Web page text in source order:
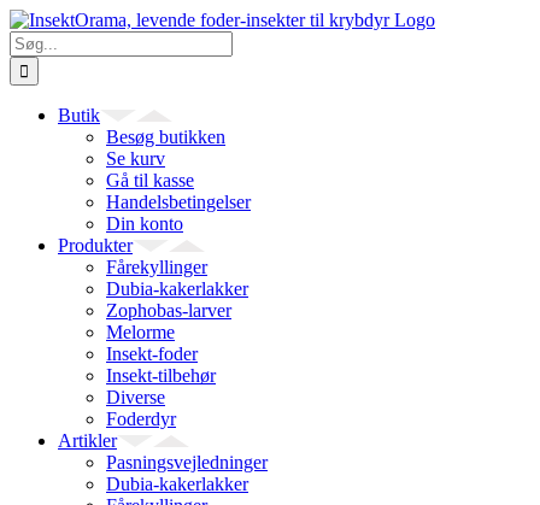
Skip
to
content
Søg
efter:
Butik
Besøg butikken
Se kurv
Gå til kasse
Handelsbetingelser
Din konto
Produkter
Fårekyllinger
Dubia-kakerlakker
Zophobas-larver
Melorme
Insekt-foder
Insekt-tilbehør
Diverse
Foderdyr
Artikler
Pasningsvejledninger
Dubia-kakerlakker